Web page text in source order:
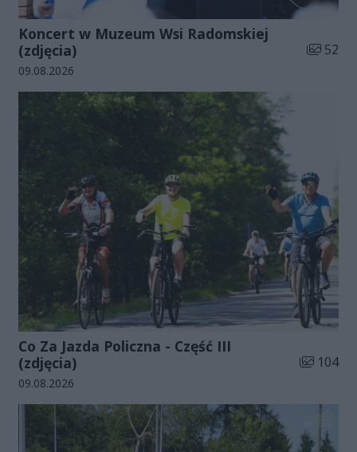
Koncert w Muzeum Wsi Radomskiej
(zdjęcia)
Liczba
52
Data dodania galerii:
09.08.2026
Co Za Jazda Policzna - Część III
(zdjęcia)
Liczba
104
Data dodania galerii:
09.08.2026